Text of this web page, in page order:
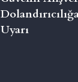
Uyarı